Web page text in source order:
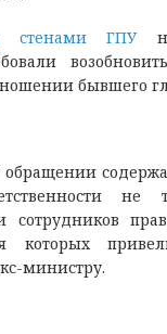
стенами ГПУ
бывшего
не
которых
министру.